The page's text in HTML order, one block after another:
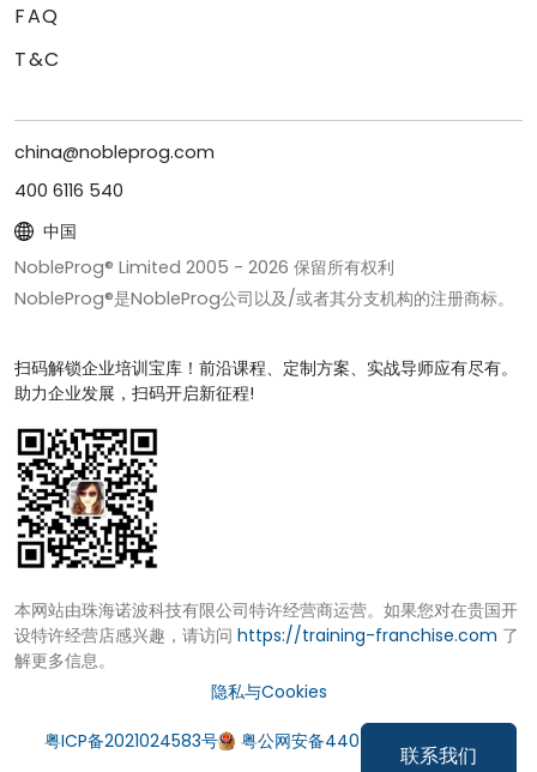
联系我们
FAQ
T&C
china@nobleprog.com
400 6116 540
中国
NobleProg® Limited 2005 - 2026 保留所有权利
NobleProg®是NobleProg公司以及/或者其分支机构的注册商标。
扫码解锁企业培训宝库！前沿课程、定制方案、实战导师应有尽有。
助力企业发展，扫码开启新征程!
本网站由珠海诺波科技有限公司特许经营商运营。如果您对在贵国开
设特许经营店感兴趣，请访问 https://training-franchise.com 了
解更多信息。
隐私与Cookies
粤ICP备2021024583号 粤公网安备44049002000972号